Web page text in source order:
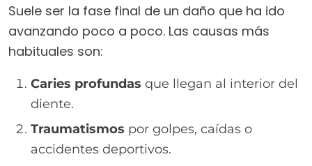
Suele ser la fase final de un daño que ha ido
avanzando poco a poco. Las causas más
habituales son:
Caries profundas que llegan al interior del
diente.
Traumatismos por golpes, caídas o
accidentes deportivos.